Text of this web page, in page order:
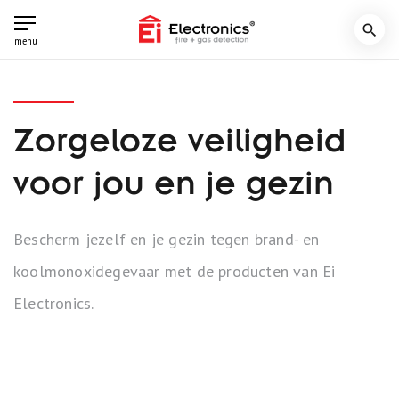
menu
search
Zorgeloze veiligheid
voor jou en je gezin
Bescherm jezelf en je gezin tegen brand- en
koolmonoxidegevaar met de producten van Ei
Electronics.